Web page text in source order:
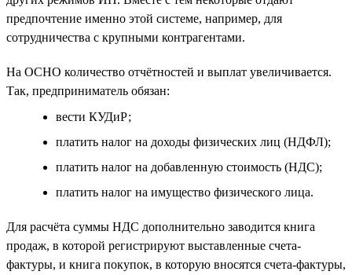
предпочтение именно этой системе, например, для
сотрудничества с крупными контрагентами.
На ОСНО количество отчётностей и выплат увеличивается.
Так, предприниматель обязан:
вести КУДиР;
платить налог на доходы физических лиц (НДФЛ);
платить налог на добавленную стоимость (НДС);
платить налог на имущество физического лица.
Для расчёта суммы НДС дополнительно заводится книга
продаж, в которой регистрируют выставленные счета-
фактуры, и книга покупок, в которую вносятся счета-фактуры,